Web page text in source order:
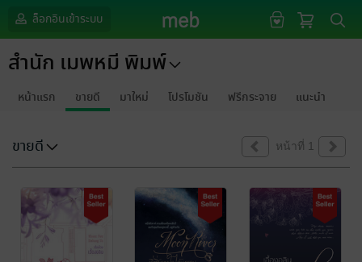
ล็อกอินเข้าระบบ
สำนัก เมพหมี พิมพ์
หน้าแรก ขายดี มาใหม่ โปรโมชัน ฟรีกระจาย แนะนำ
ขายดี หน้าที่ 1